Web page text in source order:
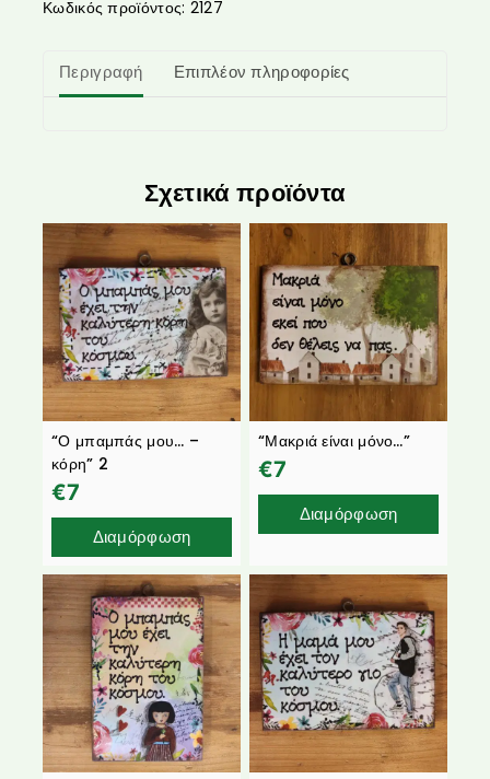
Κωδικός προϊόντος: 2127
Περιγραφή Επιπλέον πληροφορίες
Σχετικά προϊόντα
“Ο μπαμπάς μου… –
κόρη” 2
€7
Διαμόρφωση
“Μακριά είναι μόνο…”
€7
Διαμόρφωση